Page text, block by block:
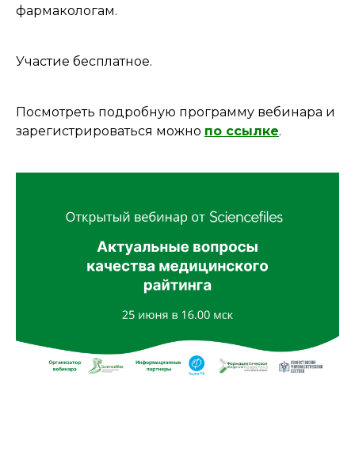
фармакологам.
Участие бесплатное.
Посмотреть подробную программу вебинара и
зарегистрироваться можно по ссылке.